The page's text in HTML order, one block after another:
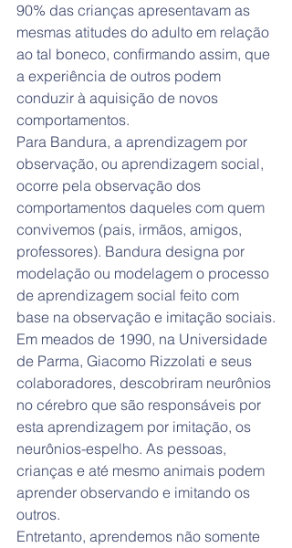
90% das crianças apresentavam as
mesmas atitudes do adulto em relação
ao tal boneco, confirmando assim, que
a experiência de outros podem
conduzir à aquisição de novos
comportamentos.
Para Bandura, a aprendizagem por
observação, ou aprendizagem social,
ocorre pela observação dos
comportamentos daqueles com quem
convivemos (pais, irmãos, amigos,
professores). Bandura designa por
modelação ou modelagem o processo
de aprendizagem social feito com
base na observação e imitação sociais.
Em meados de 1990, na Universidade
de Parma, Giacomo Rizzolati e seus
colaboradores, descobriram neurônios
no cérebro que são responsáveis por
esta aprendizagem por imitação, os
neurônios-espelho. As pessoas,
crianças e até mesmo animais podem
aprender observando e imitando os
outros.
Entretanto, aprendemos não somente